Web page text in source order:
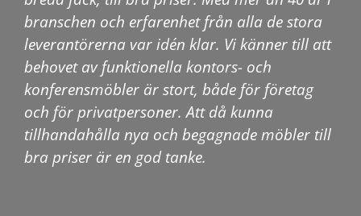
branschen och erfarenhet från alla de stora
leverantörerna var idén klar. Vi känner till att
behovet av funktionella kontors- och
konferensmöbler är stort, både för företag
och för privatpersoner. Att då kunna
tillhandahålla nya och begagnade möbler till
bra priser är en god tanke.